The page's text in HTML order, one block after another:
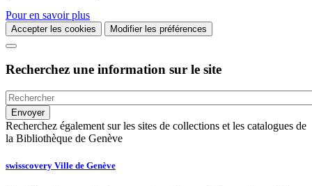
Pour en savoir plus
Accepter les cookies Modifier les préférences
Recherchez une information sur le site
Recherchez également sur les sites de collections et les catalogues de
la Bibliothèque de Genève
swisscovery Ville de Genève